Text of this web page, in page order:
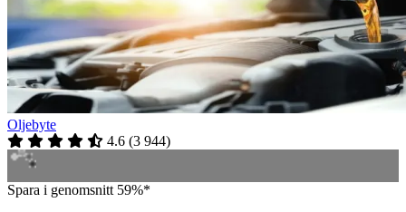
Oljebyte
4.6 (3 944)
Spara i genomsnitt 59%*